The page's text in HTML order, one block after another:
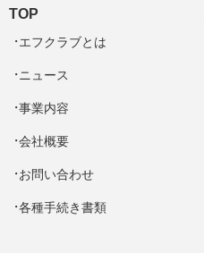
TOP
エフクラブとは
ニュース
事業内容
会社概要
お問い合わせ
各種手続き書類